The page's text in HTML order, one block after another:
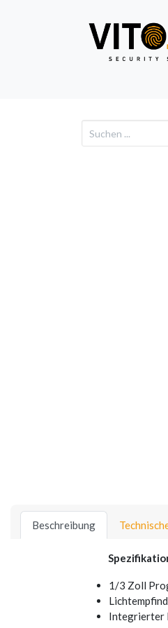
Beschreibung
1/3 Zoll
Integrierter